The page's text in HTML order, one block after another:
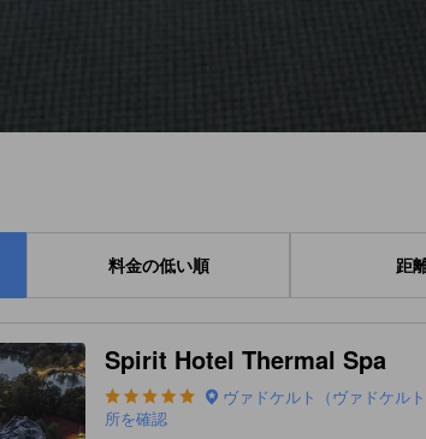
料金の低い順 距
Spirit Hotel Thermal Spa
ヴァドケルト（ヴァドケル
所を確認